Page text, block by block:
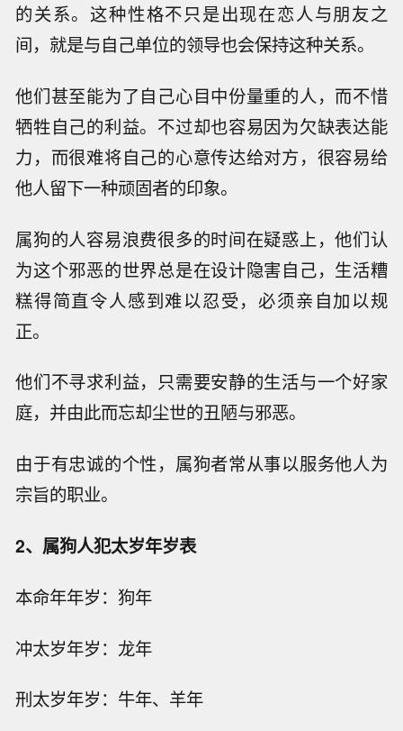
的关系。这种性格不只是出现在恋人与朋友之
间，就是与自己单位的领导也会保持这种关系。
他们甚至能为了自己心目中份量重的人，而不惜
牺牲自己的利益。不过却也容易因为欠缺表达能
力，而很难将自己的心意传达给对方，很容易给
他人留下一种顽固者的印象。
属狗的人容易浪费很多的时间在疑惑上，他们认
为这个邪恶的世界总是在设计隐害自己，生活糟
糕得简直令人感到难以忍受，必须亲自加以规
正。
他们不寻求利益，只需要安静的生活与一个好家
庭，并由此而忘却尘世的丑陋与邪恶。
由于有忠诚的个性，属狗者常从事以服务他人为
宗旨的职业。
2、属狗人犯太岁年岁表
本命年年岁：狗年
冲太岁年岁：龙年
刑太岁年岁：牛年、羊年